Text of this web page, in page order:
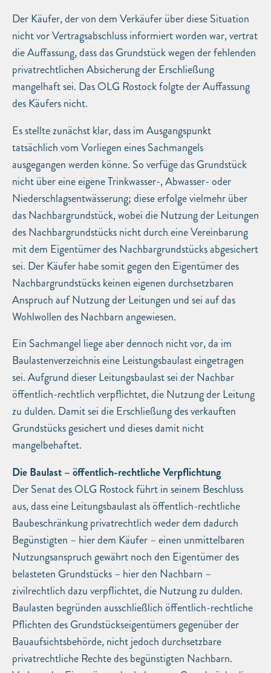
Der Käufer, der von dem Verkäufer über diese Situation
nicht vor Vertragsabschluss informiert worden war, vertrat
die Auffassung, dass das Grundstück wegen der fehlenden
privatrechtlichen Absicherung der Erschließung
mangelhaft sei. Das OLG Rostock folgte der Auffassung
des Käufers nicht.
Es stellte zunächst klar, dass im Ausgangspunkt
tatsächlich vom Vorliegen eines Sachmangels
ausgegangen werden könne. So verfüge das Grundstück
nicht über eine eigene Trinkwasser-, Abwasser- oder
Niederschlagsentwässerung; diese erfolge vielmehr über
das Nachbargrundstück, wobei die Nutzung der Leitungen
des Nachbargrundstücks nicht durch eine Vereinbarung
mit dem Eigentümer des Nachbargrundstücks abgesichert
sei. Der Käufer habe somit gegen den Eigentümer des
Nachbargrundstücks keinen eigenen durchsetzbaren
Anspruch auf Nutzung der Leitungen und sei auf das
Wohlwollen des Nachbarn angewiesen.
Ein Sachmangel liege aber dennoch nicht vor, da im
Baulastenverzeichnis eine Leistungsbaulast eingetragen
sei. Aufgrund dieser Leitungsbaulast sei der Nachbar
öffentlich-rechtlich verpflichtet, die Nutzung der Leitung
zu dulden. Damit sei die Erschließung des verkauften
Grundstücks gesichert und dieses damit nicht
mangelbehaftet.
Die Baulast – öffentlich-rechtliche Verpflichtung
Der Senat des OLG Rostock führt in seinem Beschluss
aus, dass eine Leitungsbaulast als öffentlich-rechtliche
Baubeschränkung privatrechtlich weder dem dadurch
Begünstigten – hier dem Käufer – einen unmittelbaren
Nutzungsanspruch gewährt noch den Eigentümer des
belasteten Grundstücks – hier den Nachbarn –
zivilrechtlich dazu verpflichtet, die Nutzung zu dulden.
Baulasten begründen ausschließlich öffentlich-rechtliche
Pflichten des Grundstückseigentümers gegenüber der
Bauaufsichtsbehörde, nicht jedoch durchsetzbare
privatrechtliche Rechte des begünstigten Nachbarn.